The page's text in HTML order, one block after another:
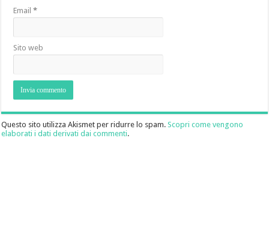
Email*
Sito web
Questo sito utilizza Akismet per ridurre lo spam.Scopri come vengono
elaborati i dati derivati dai commenti.